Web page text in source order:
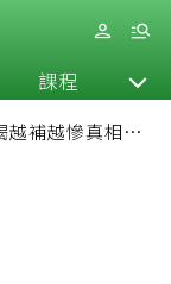
課程 退休
越補越慘真相：